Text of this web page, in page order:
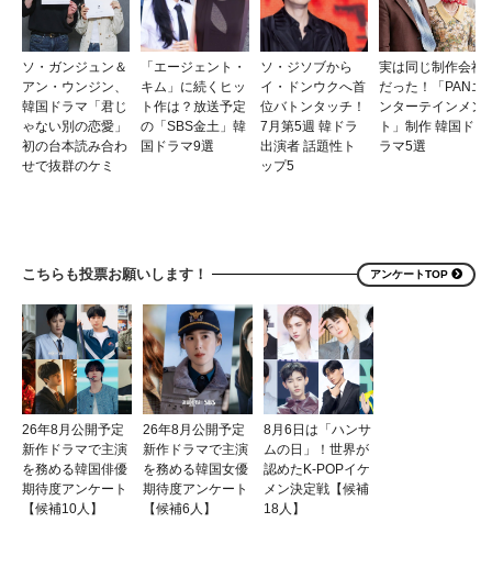
ソ・ガンジュン＆
アン・ウンジン、
韓国ドラマ「君じ
ゃない別の恋愛」
初の台本読み合わ
せで抜群のケミ
「エージェント・
キム」に続くヒッ
ト作は？放送予定
の「SBS金土」韓
国ドラマ9選
ソ・ジソブから
イ・ドンウクへ首
位バトンタッチ！
7月第5週 韓ドラ
出演者 話題性ト
ップ5
実は同じ制作会社
だった！「PANエ
ンターテインメン
ト」制作 韓国ド
ラマ5選
こちらも投票お願いします！ アンケートTOP
26年8月公開予定
新作ドラマで主演
を務める韓国俳優
期待度アンケート
【候補10人】
26年8月公開予定
新作ドラマで主演
を務める韓国女優
期待度アンケート
【候補6人】
8月6日は「ハンサ
ムの日」！世界が
認めたK-POPイケ
メン決定戦【候補
18人】